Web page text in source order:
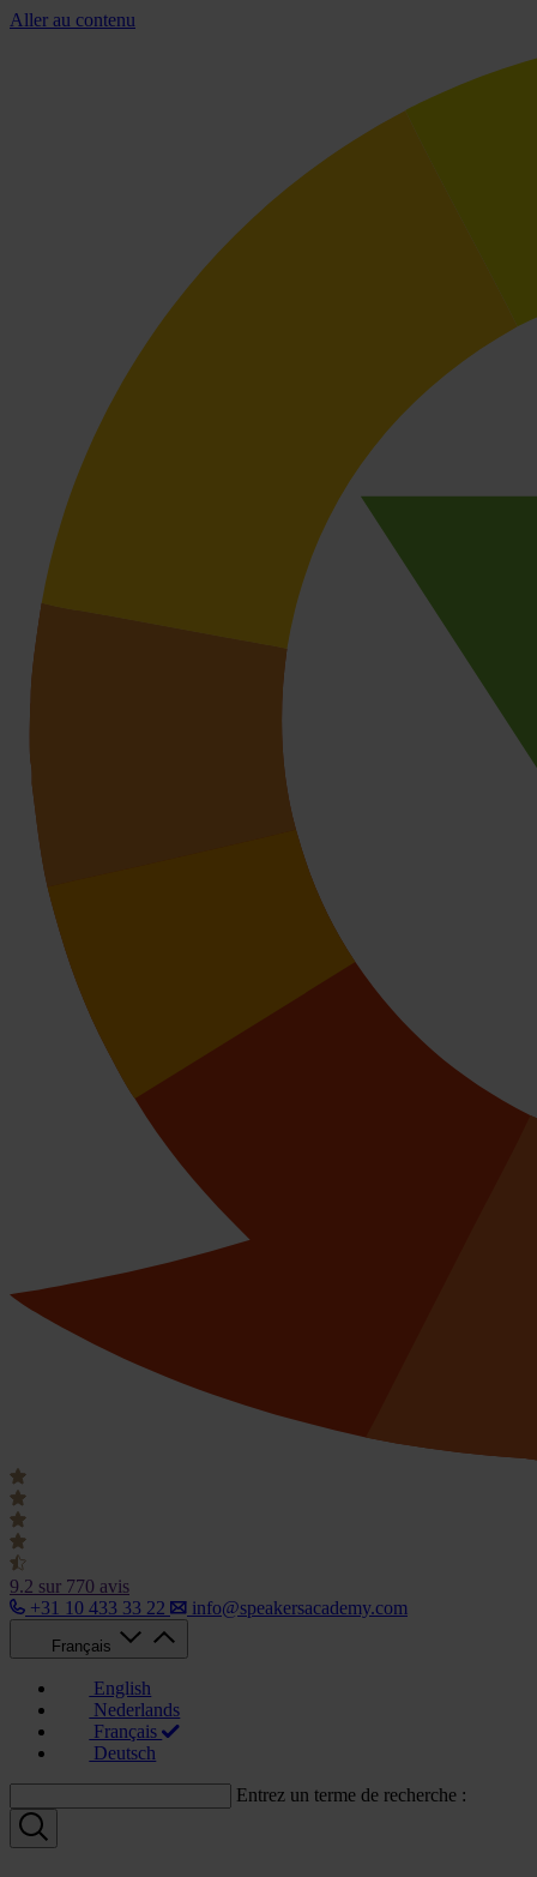
Aller au contenu
9.2 sur 770 avis
+31 10 433 33 22
info@speakersacademy.com
Français
English
Nederlands
Français
Deutsch
Entrez un terme de recherche :